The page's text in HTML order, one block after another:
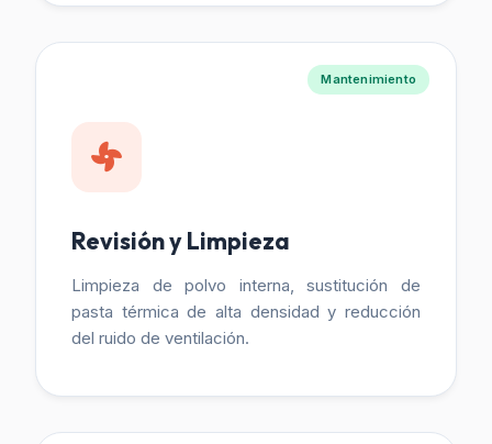
Mantenimiento
Revisión y Limpieza
Limpieza de polvo interna, sustitución de
pasta térmica de alta densidad y reducción
del ruido de ventilación.